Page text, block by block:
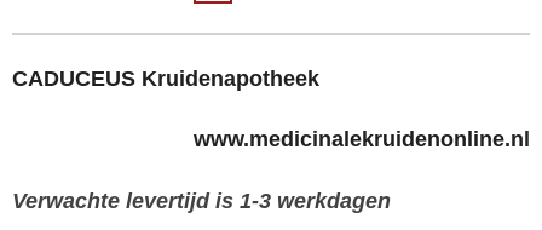
CADUCEUS Kruidenapotheek
www.medicinalekruidenonline.nl
Verwachte levertijd is 1-3 werkdagen